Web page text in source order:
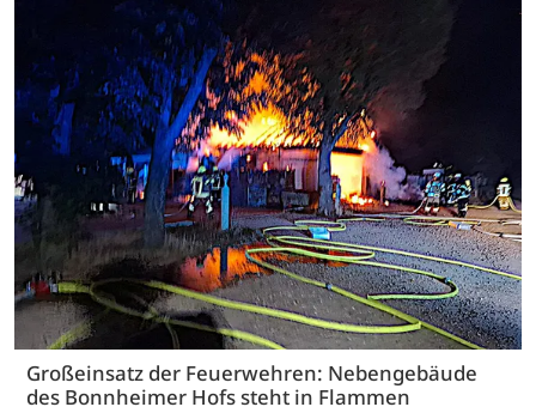
Großeinsatz der Feuerwehren: Nebengebäude
des Bonnheimer Hofs steht in Flammen